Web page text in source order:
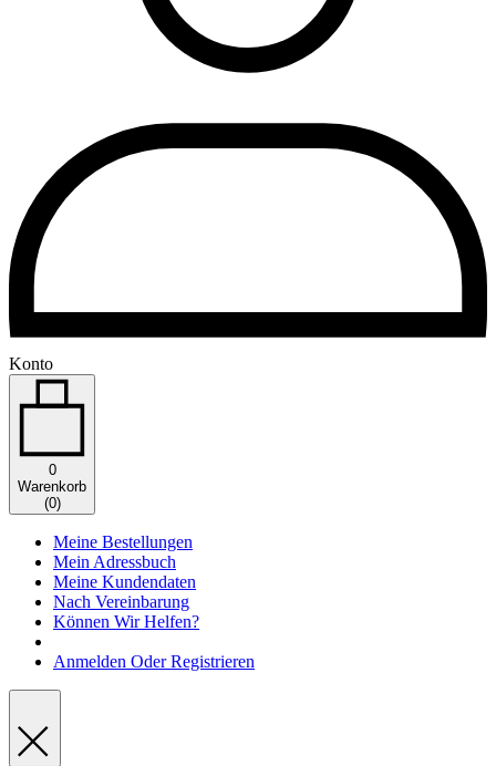
Konto
0
Warenkorb
(0)
Meine Bestellungen
Mein Adressbuch
Meine Kundendaten
Nach Vereinbarung
Können Wir Helfen?
Anmelden Oder Registrieren